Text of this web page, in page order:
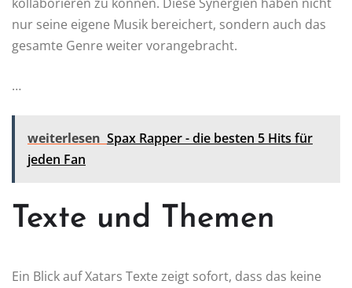
nur seine eigene Musik bereichert, sondern auch das
gesamte Genre weiter vorangebracht.
…
weiterlesen Spax Rapper - die besten 5 Hits für
jeden Fan
Texte und Themen
Ein Blick auf Xatars Texte zeigt sofort, dass das keine